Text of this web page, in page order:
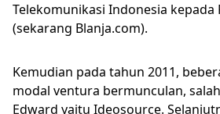
Telekomunikasi Indonesia kepada
(sekarang Blanja.com).
Kemudian pada tahun 2011,
modal ventura bermunculan,
Edward yaitu Ideosource.